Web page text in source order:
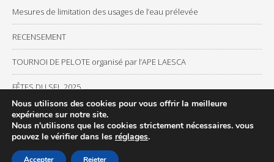
Mesures de limitation des usages de l’eau prélevée
RECENSEMENT
TOURNOI DE PELOTE organisé par l’APE LAESCA
FÊTES DU SEL 2025
ARRÊTÉ RELATIF AUX OBLIGATIONS DE DÉBROUSSAILLEMENT
Création du site : 2021 par Maysonnave Informatique
Nous utilisons des cookies pour vous offrir la meilleure
expérience sur notre site.
Nous n'utilisons que les cookies strictement nécessaires. vous
pouvez le vérifier dans les réglages.
Accepter Rejeter